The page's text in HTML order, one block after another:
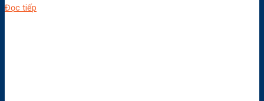
Đọc tiếp